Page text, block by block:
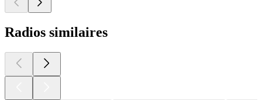
Radios similaires